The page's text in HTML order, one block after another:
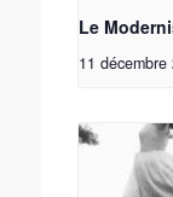
Le
11 décembre